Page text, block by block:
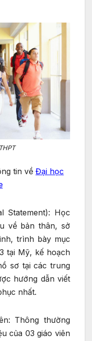
tin về Đại học
Statement): Học
về bản thân, sở
trình bày mục
tại Mỹ, kế hoạch
sơ tại các trung
hướng dẫn viết
nhất.
Thông thường
của 03 giáo viên